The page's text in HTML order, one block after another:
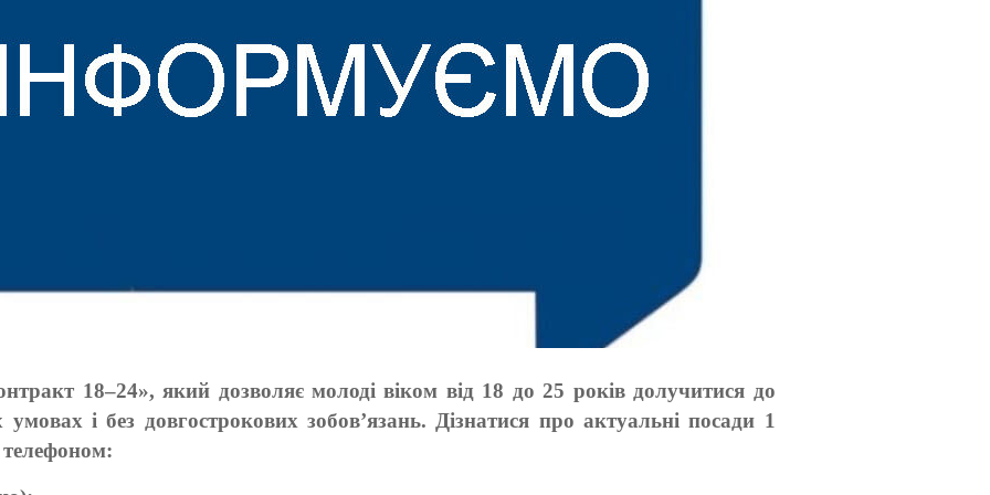
18–24», який дозволяє молоді віком від 18 до 25 років долучитися до
і без довгострокових зобов’язань. Дізнатися про актуальні посади 1